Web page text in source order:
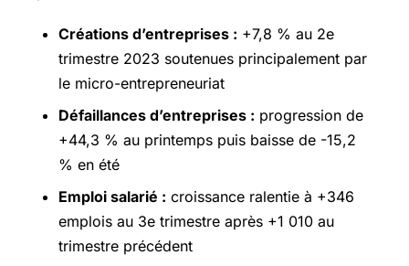
Créations d’entreprises : +7,8 % au 2e
trimestre 2023 soutenues principalement par
le micro-entrepreneuriat
Défaillances d’entreprises : progression de
+44,3 % au printemps puis baisse de -15,2
% en été
Emploi salarié : croissance ralentie à +346
emplois au 3e trimestre après +1 010 au
trimestre précédent